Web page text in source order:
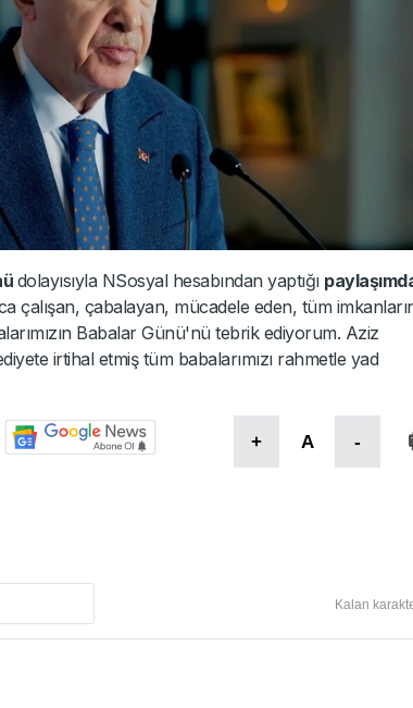
dolayısıyla NSosyal hesabından yaptığı
çalışan, çabalayan, mücadele eden, tüm
Babalar Günü'nü tebrik ediyorum. Aziz
irtihal etmiş tüm babalarımızı rahmetle yad
+ A -
Kalan